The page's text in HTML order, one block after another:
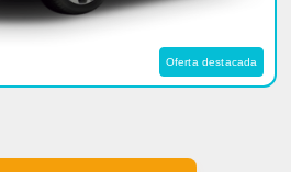
Oferta destacada